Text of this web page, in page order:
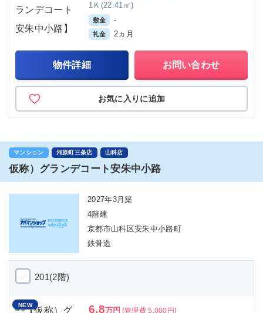
1Ｋ(22.41㎡)
敷金 -
礼金 2ヵ月
物件詳細 お問い合わせ
お気に入りに追加
マンション 河原町三条店 山科店
仮称）グランデコート安朱中小路
2027年3月築
4階建
京都市山科区安朱中小路町
鉄骨造
201(2階)
NEW 6.8万円 (管理費 5,000円)